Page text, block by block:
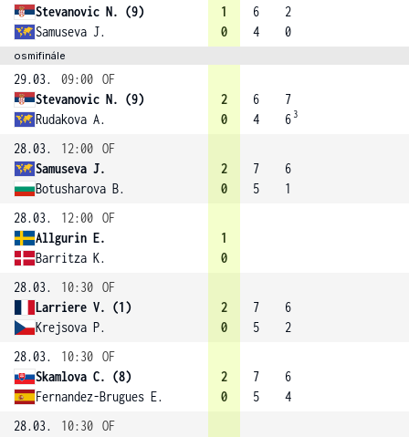
Stevanovic N. (9)
Samuseva J.
1
0
6
4
2
0
osmifinále
29.03. 09:00 OF
Stevanovic N. (9)
Rudakova A.
2
0
6
4
7
6 3
28.03. 12:00 OF
Samuseva J.
Botusharova B.
2
0
7
5
6
1
28.03.
12:00 OF
Allgurin E.
Barritza K.
1
0
28.03.
10:30 OF
Larriere V. (1)
Krejsova P.
2
0
7
5
6
2
28.03.
10:30 OF
Skamlova C. (8)
Fernandez-Brugues E.
2
0
7
5
6
4
28.03.
10:30 OF